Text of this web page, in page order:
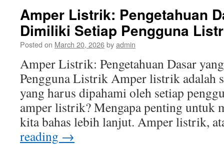
Listrik
pada
Amper Listrik: Pengetahuan
Dimiliki Setiap Pengguna
Posted on March 20, 2026byadmin
Amper Listrik: Pengetahuan Dasar
Pengguna Listrik Amper listrik adalah
yang harus dipahami oleh setiap
amper listrik? Mengapa penting untuk
kita bahas lebih lanjut. Amper listrik,
reading →